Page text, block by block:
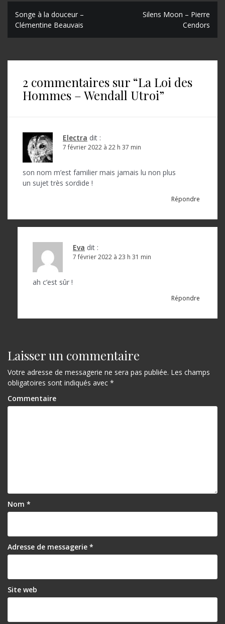
N
a
l
e
Songe à la douceur –
Clémentine Beauvais
Silens Moon – Pierre
Cendors
2 commentaires sur “La Loi des
Hommes – Wendall Utroi”
Electra dit :
7 février 2022 à 22 h 37 min
son nom m’est familier mais jamais lu non plus
un sujet très sordide !
Répondre
Eva dit :
7 février 2022 à 23 h 31 min
ah c’est sûr !
Répondre
Laisser un commentaire
Votre adresse de messagerie ne sera pas publiée. Les champs
obligatoires sont indiqués avec *
Commentaire
Nom *
Adresse de messagerie *
Site web